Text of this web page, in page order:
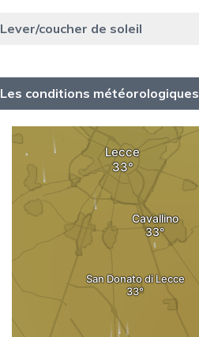
Lever/coucher de soleil
Les conditions météorologiques